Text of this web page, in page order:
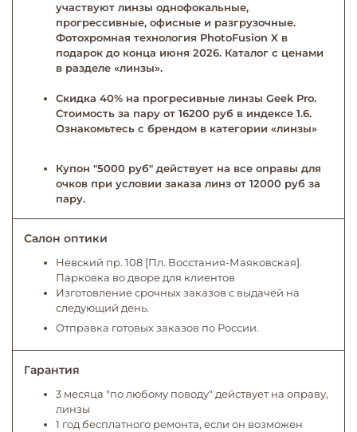
участвуют линзы однофокальные,
прогрессивные, офисные и разгрузочные.
Фотохромная технология PhotoFusion X в
подарок до конца июня 2026. Каталог с ценами
в разделе «линзы».
Скидка 40% на прогресивные линзы Geek Pro.
Стоимость за пару от 16200 руб в индексе 1.6.
Ознакомьтесь с брендом в категории «линзы»
Купон "5000 руб" действует на все оправы для
очков при условии заказа линз от 12000 руб за
пару.
Салон оптики
Невский пр. 108 [Пл. Восстания-Маяковская].
Парковка во дворе для клиентов
Изготовление срочных заказов с выдачей на
следующий день.
Отправка готовых заказов по России.
Гарантия
3 месяца "по любому поводу" действует на оправу,
линзы
1 год бесплатного ремонта, если он возможен